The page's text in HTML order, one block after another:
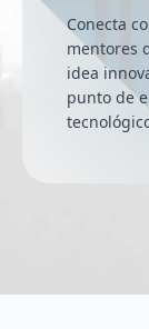
Conecta
mentores
idea
punto de